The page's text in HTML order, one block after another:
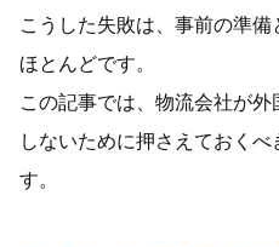
こうした失敗は、事前の準
ほとんどです。
この記事では、物流会社が
しないために押さえておく
す。